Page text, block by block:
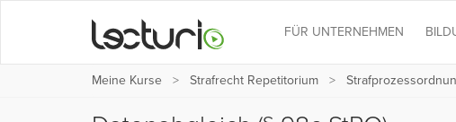
FÜR UNTERNEHMEN
Meine Kurse Strafrecht Repetitorium